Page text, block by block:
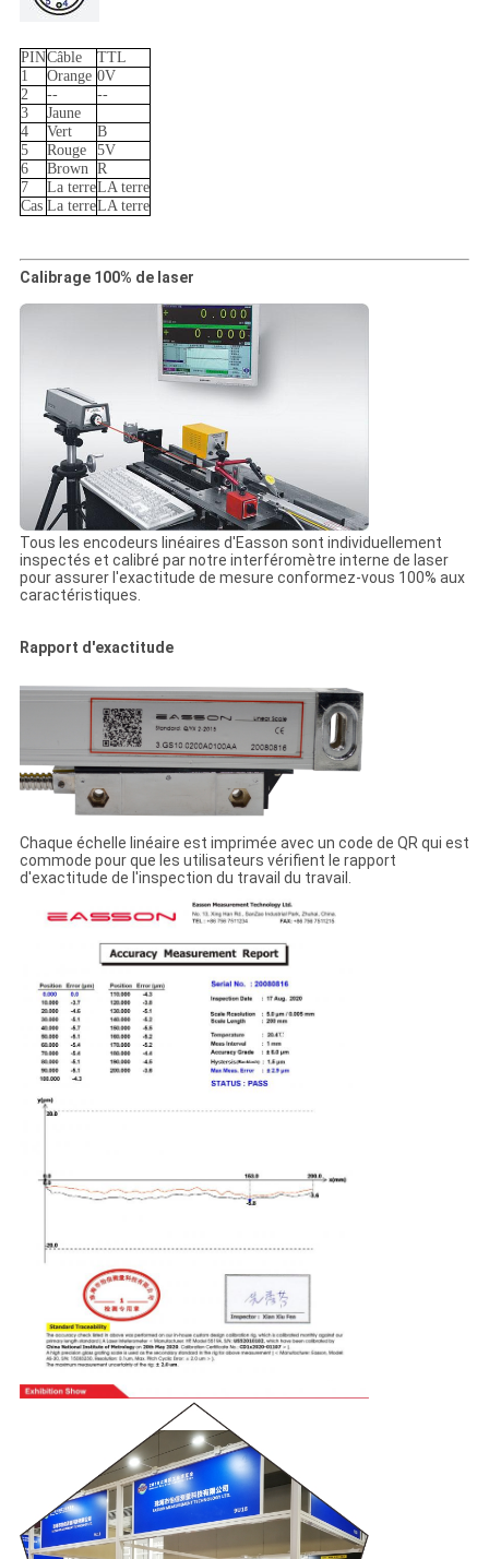
PINCâble
TTL
1
Orange 0V
2
--
--
3
Jaune
4
Vert
B
5
Rouge
5V
6
Brown R
7
La terreLA terre
Cas La terreLA terre
Calibrage 100% de laser
Tous les encodeurs linéaires d'Easson sont individuellement
inspectés et calibré par notre interféromètre interne de laser
pour assurer l'exactitude de mesure conformez-vous 100% aux
caractéristiques.
Rapport d'exactitude
Chaque échelle linéaire est imprimée avec un code de QR qui est
commode pour que les utilisateurs vérifient le rapport
d'exactitude de l'inspection du travail du travail.